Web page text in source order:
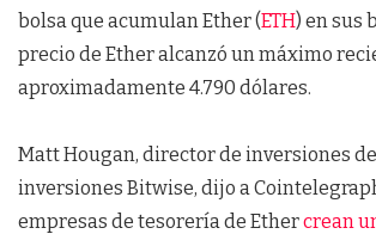
bolsa que acumulan Ether (ETH) en sus
precio de Ether alcanzó un máximo
aproximadamente 4.790 dólares.
Matt Hougan, director de inversiones
inversiones Bitwise, dijo a
empresas de tesorería de Ethercrean